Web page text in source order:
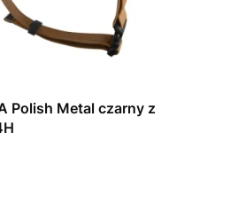
Polish Metal czarny z